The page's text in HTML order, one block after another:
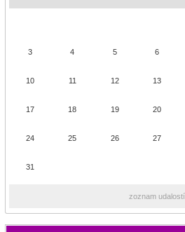
3 4 5 6
10 11 12 13
17 18 19 20
24 25 26 27
31
zoznam udalostí